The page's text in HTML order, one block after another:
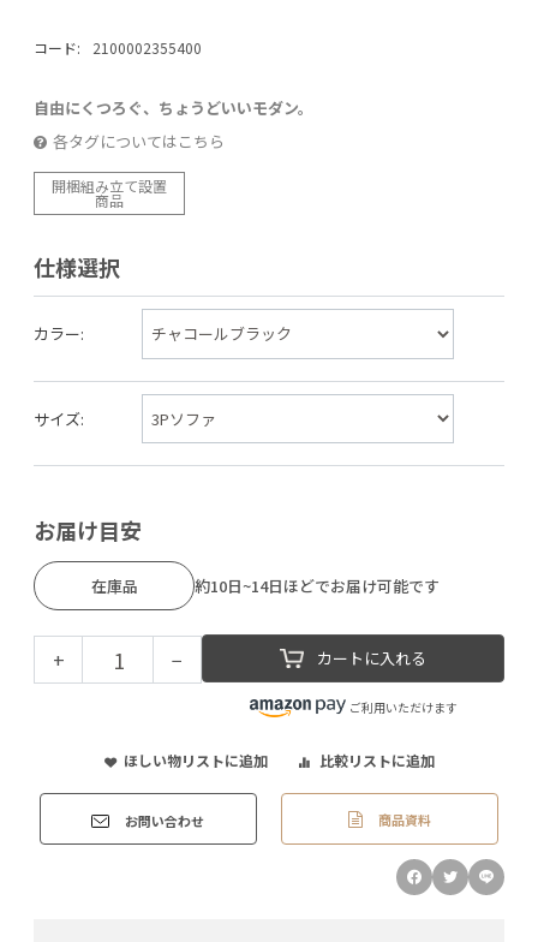
コード: 2100002355400
自由にくつろぐ、ちょうどいいモダン。
各タグについてはこちら
開梱組み立て設置
商品
仕様選択
カラー:
サイズ:
お届け目安
在庫品 約10日~14日ほどでお届け可能です
+ − カートに入れる
ご利用いただけます
ほしい物リストに追加 比較リストに追加
お問い合わせ 商品資料